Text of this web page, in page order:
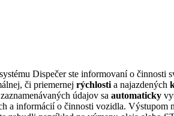
Dispečer ste informovaní o činnosti
či priemernej rýchlosti a najazdených
údajov sa automaticky
a informácií o činnosti vozidla. Výstupom